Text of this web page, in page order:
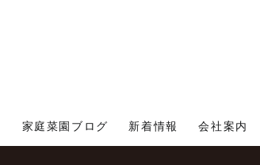
家庭菜園ブログ 新着情報 会社案内